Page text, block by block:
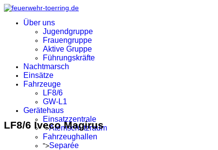
Über uns
Jugendgruppe
Frauengruppe
Aktive Gruppe
Führungskräfte
Nachtmarsch
Einsätze
Fahrzeuge
LF8/6
GW-L1
Gerätehaus
Einsatzzentrale
">Atemschutzraum
Fahrzeughallen
">Separée
LF8/6 Iveco Magirus